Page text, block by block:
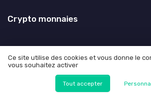
Crypto monnaies
Mentions légales
© Crypto monnaies 2026
Ce site utilise des cookies et vous donne le
vous souhaitez activer
Tout accepter